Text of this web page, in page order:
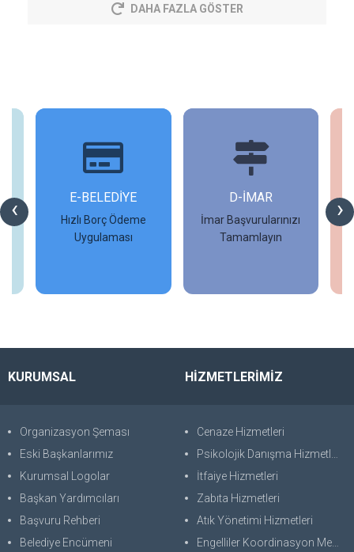
DAHA FAZLA GÖSTER
‹ ›
E-BELEDİYE
Hızlı Borç Ödeme
Uygulaması
D-İMAR
İmar Başvurularınızı
Tamamlayın
KURUMSAL
Organizasyon Şeması
Eski Başkanlarımız
Kurumsal Logolar
Başkan Yardımcıları
Başvuru Rehberi
Belediye Encümeni
HİZMETLERİMİZ
Cenaze Hizmetleri
Psikolojik Danışma Hizmetleri
İtfaiye Hizmetleri
Zabıta Hizmetleri
Atık Yönetimi Hizmetleri
Engelliler Koordinasyon Merkezi